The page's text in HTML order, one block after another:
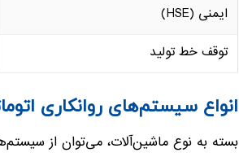
ایمنی (HSE)
توقف خط تولید
انواع سیستم‌های روانکاری
بسته به نوع ماشین‌آلات، می‌توان از